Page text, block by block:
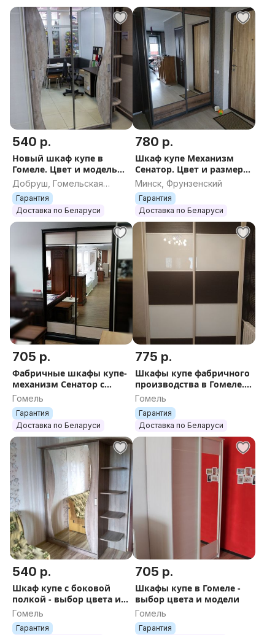
540 р.
Новый шкаф купе в
Гомеле. Цвет и модель
можно выбрать
Добруш, Гомельская
область
Гарантия
Доставка по Беларуси
780 р.
Шкаф купе Механизм
Сенатор. Цвет и размер
на выбор
Минск, Фрунзенский
Гарантия
Доставка по Беларуси
705 р.
Фабричные шкафы купе-
механизм Сенатор с
доставкой
Гомель
Гарантия
Доставка по Беларуси
775 р.
Шкафы купе фабричного
производства в Гомеле.
Жми.
Гомель
Гарантия
Доставка по Беларуси
540 р.
Шкаф купе с боковой
полкой - выбор цвета и
модели
Гомель
Гарантия
705 р.
Шкафы купе в Гомеле -
выбор цвета и модели
Гомель
Гарантия